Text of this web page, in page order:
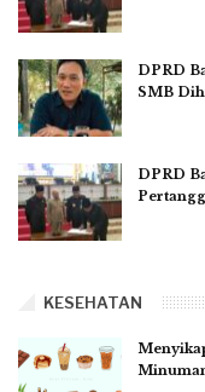
DPRD
SMB
DPRD
KESEHATAN